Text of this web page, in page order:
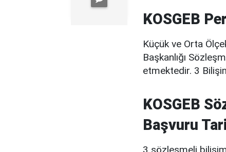
KOSGEB
Küçük ve Orta
Başkanlığı
etmektedir. 3
KOSGEB
Başvuru